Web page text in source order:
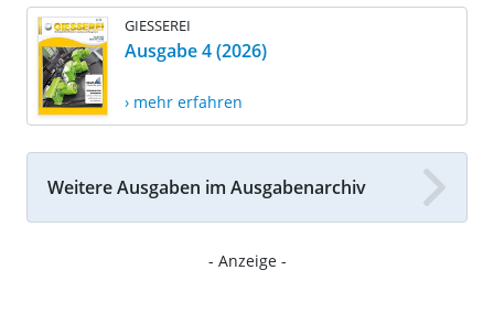
GIESSEREI
Ausgabe 4 (2026)
› mehr erfahren
Weitere Ausgaben im Ausgabenarchiv
- Anzeige -